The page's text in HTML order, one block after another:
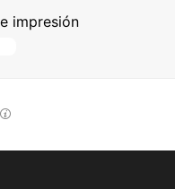
impresión
